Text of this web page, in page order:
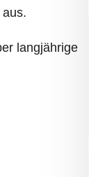
langjährige